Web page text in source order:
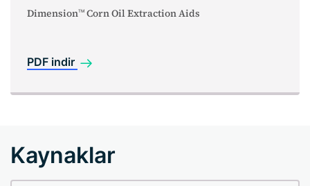
DimensionTM Corn Oil Extraction Aids
PDF indir
Kaynaklar